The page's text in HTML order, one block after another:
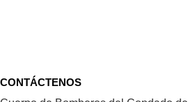
CONTÁCTENOS